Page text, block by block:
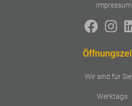
Impressum
Wir sind für
Werktags: